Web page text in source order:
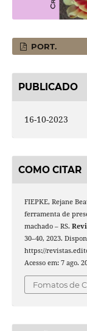
PORT.
PUBLICADO
16-10-2023
COMO CITAR
FIEPKE, Rejane
ferramenta de
machado – RS.
30–40, 2023.
https://
Acesso em: 7 ago.
Fomatos de